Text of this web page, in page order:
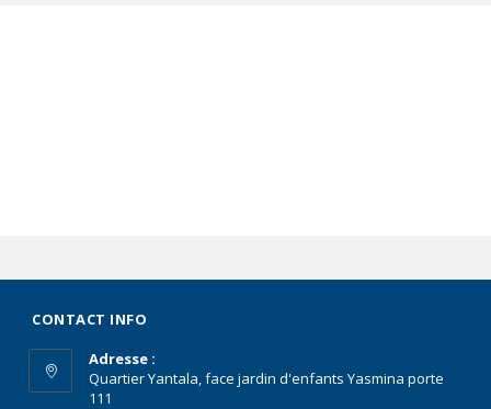
CONTACT INFO
Adresse :
Quartier Yantala, face jardin d'enfants Yasmina porte
111